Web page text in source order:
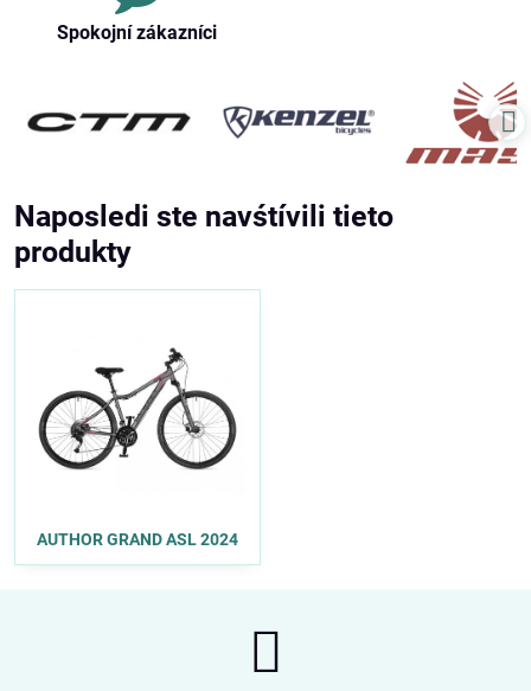
Spokojní zákazníci
Naposledi ste navśtívili tieto
produkty
AUTHOR GRAND ASL 2024